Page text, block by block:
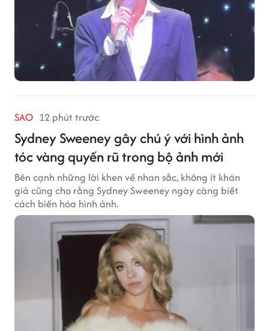
SAO 12 phút trước
Sydney Sweeney gây chú ý với hình ảnh
tóc vàng quyến rũ trong bộ ảnh mới
Bên cạnh những lời khen về nhan sắc, không ít khán
giả cũng cho rằng Sydney Sweeney ngày càng biết
cách biến hóa hình ảnh.